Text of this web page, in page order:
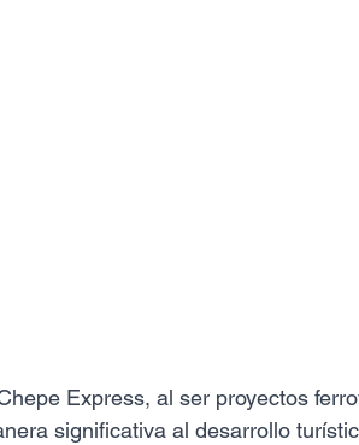
Express, al ser proyectos
significativa al desarrollo